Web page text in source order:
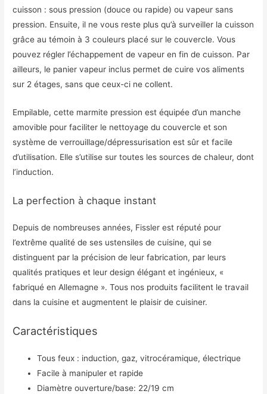
cuisson : sous pression (douce ou rapide) ou vapeur sans
pression. Ensuite, il ne vous reste plus qu’à surveiller la cuisson
grâce au témoin à 3 couleurs placé sur le couvercle. Vous
pouvez régler l’échappement de vapeur en fin de cuisson. Par
ailleurs, le panier vapeur inclus permet de cuire vos aliments
sur 2 étages, sans que ceux-ci ne collent.
Empilable, cette marmite pression est équipée d’un manche
amovible pour faciliter le nettoyage du couvercle et son
système de verrouillage/dépressurisation est sûr et facile
d’utilisation. Elle s’utilise sur toutes les sources de chaleur, dont
l’induction.
La perfection à chaque instant
Depuis de nombreuses années, Fissler est réputé pour
l’extrême qualité de ses ustensiles de cuisine, qui se
distinguent par la précision de leur fabrication, par leurs
qualités pratiques et leur design élégant et ingénieux, «
fabriqué en Allemagne ». Tous nos produits facilitent le travail
dans la cuisine et augmentent le plaisir de cuisiner.
Caractéristiques
Tous feux : induction, gaz, vitrocéramique, électrique
Facile à manipuler et rapide
Diamètre ouverture/base: 22/19 cm